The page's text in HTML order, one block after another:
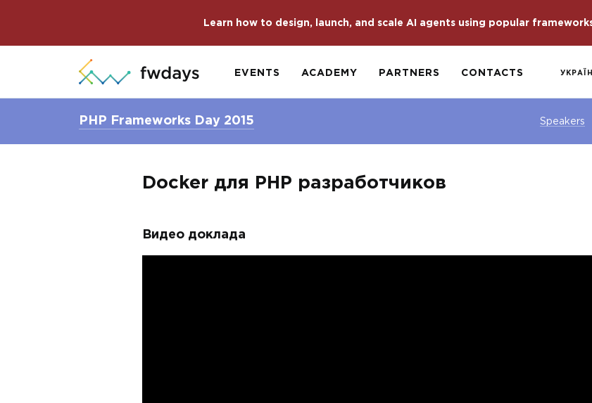
Learn how to design, launch, and scale AI agents using popular
EVENTS ACADEMY PARTNERS CONTACTS
PHP Frameworks Day 2015 Speakers
Docker для PHP разработчиков
Видео доклада